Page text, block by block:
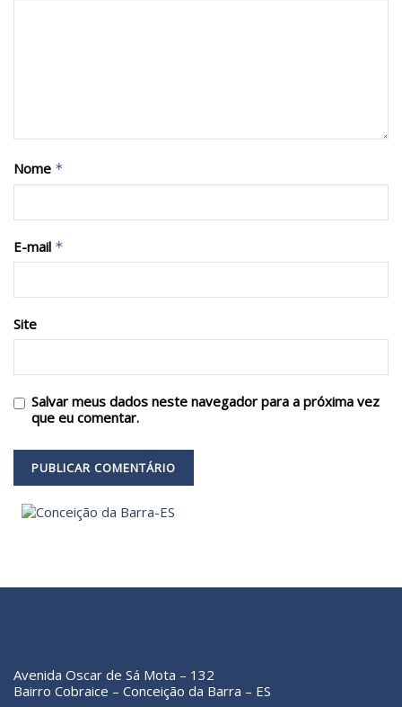
Nome *
E-mail *
Site
Salvar meus dados neste navegador para a próxima vez
que eu comentar.
Avenida Oscar de Sá Mota – 132
Bairro Cobraice – Conceição da Barra – ES